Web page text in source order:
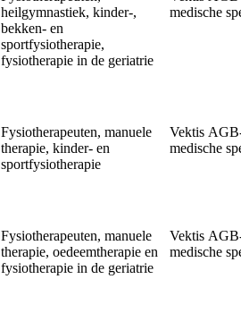
heilgymnastiek, kinder-,
bekken- en
sportfysiotherapie,
fysiotherapie in de geriatrie
medische
Fysiotherapeuten, manuele
therapie, kinder- en
sportfysiotherapie
Vektis
medische
Fysiotherapeuten, manuele
therapie, oedeemtherapie en
fysiotherapie in de geriatrie
Vektis
medische